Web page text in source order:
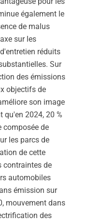
également le
de malus
sur les
réduits
Sur
des émissions
objectifs de
son image
qu'en 2024, 20 %
composée de
les parcs de
de cette
contraintes de
automobiles
émission sur
mouvement dans
des